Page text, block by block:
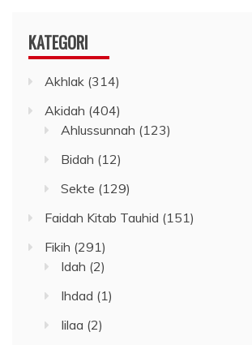
KATEGORI
Akhlak (314)
Akidah (404)
Ahlussunnah (123)
Bidah (12)
Sekte (129)
Faidah Kitab Tauhid (151)
Fikih (291)
Idah (2)
Ihdad (1)
Iilaa (2)